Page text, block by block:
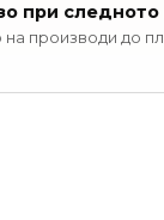
при
производи до